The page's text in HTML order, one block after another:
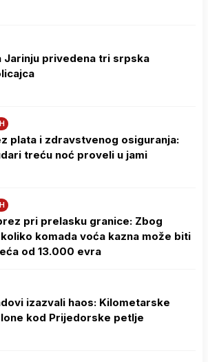
Јarinju privedena tri srpska
plata i zdravstvenog osiguranja:
treću noć proveli u jami
pri prelasku granice: Zbog
komada voća kazna može biti
od 13.000 evra
izazvali haos: Kilometarske
kod Prijedorske petlje